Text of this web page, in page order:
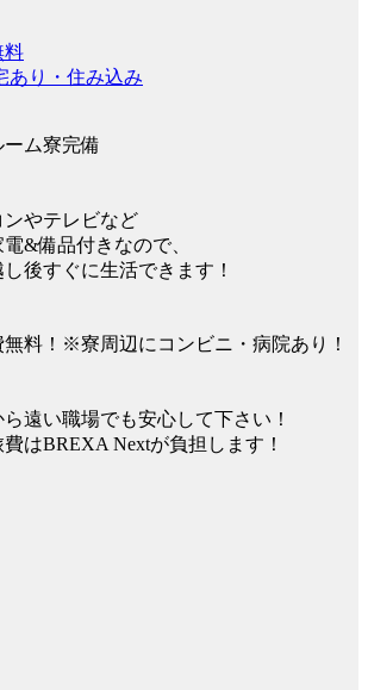
料
あり・住み込み
ーム寮完備
ンやテレビなど
&備品付きなので、
後すぐに生活できます！
料！※寮周辺にコンビニ・病院あり！
ら遠い職場でも安心して下さい！
はBREXA Nextが負担します！